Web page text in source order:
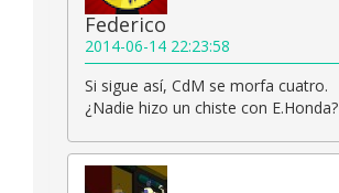
Federico
2014-06-14 22:23:58
Si sigue así, CdM se morfa cuatro.
¿Nadie hizo un chiste con E.Honda?